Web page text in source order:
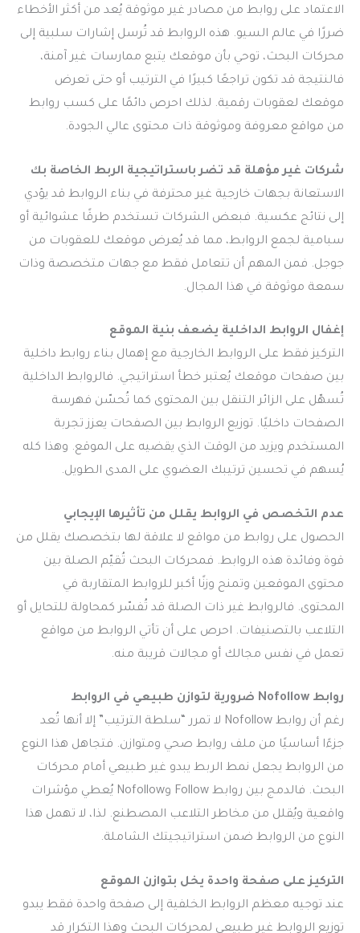
الاعتماد على روابط من مصادر غير موثوقة يُعد من أكثر الأخطاء
ضررًا في عالم السيو. هذه الروابط قد تُرسل إشارات سلبية إلى
محركات البحث، توحي بأن موقعك يتبع ممارسات غير آمنة،
فالنتيجة قد تكون تراجعًا كبيرًا في الترتيب أو حتى تعرض
موقعك لعقوبات رقمية. لذلك احرص دائمًا على كسب روابط
من مواقع معروفة وموثوقة ذات محتوى عالي الجودة.
شركات غير مؤهلة قد تضر باستراتيجية الربط الخاصة بك
الاستعانة بجهات خارجية غير محترفة في بناء الروابط قد يؤدي
إلى نتائج عكسية. فبعض الشركات تستخدم طرقًا عشوائية أو
سبامية لجمع الروابط، مما قد يُعرض موقعك للعقوبات من
جوجل. فمن المهم أن تتعامل فقط مع جهات متخصصة وذات
سمعة موثوقة في هذا المجال.
إغفال الروابط الداخلية يضعف بنية الموقع
التركيز فقط على الروابط الخارجية مع إهمال بناء روابط داخلية
بين صفحات موقعك يُعتبر خطأ استراتيجي. فالروابط الداخلية
تُسهّل على الزائر التنقل بين المحتوى كما تُحسّن فهرسة
الصفحات داخليًا. توزيع الروابط بين الصفحات يعزز تجربة
المستخدم ويزيد من الوقت الذي يقضيه على الموقع. وهذا كله
يُسهم في تحسين ترتيبك العضوي على المدى الطويل.
عدم التخصص في الروابط يقلل من تأثيرها الإيجابي
الحصول على روابط من مواقع لا علاقة لها بتخصصك يقلل من
قوة وفائدة هذه الروابط. فمحركات البحث تُقيّم الصلة بين
محتوى الموقعين وتمنح وزنًا أكبر للروابط المتقاربة في
المحتوى. فالروابط غير ذات الصلة قد تُفسّر كمحاولة للتحايل أو
التلاعب بالتصنيفات. احرص على أن تأتي الروابط من مواقع
تعمل في نفس مجالك أو مجالات قريبة منه.
روابط Nofollow ضرورية لتوازن طبيعي في الروابط
رغم أن روابط Nofollow لا تمرر “سلطة الترتيب” إلا أنها تُعد
جزءًا أساسيًا من ملف روابط صحي ومتوازن. فتجاهل هذا النوع
من الروابط يجعل نمط الربط يبدو غير طبيعي أمام محركات
البحث. فالدمج بين روابط Follow وNofollow يُعطي مؤشرات
واقعية ويُقلل من مخاطر التلاعب المصطنع. لذا، لا تهمل هذا
النوع من الروابط ضمن استراتيجيتك الشاملة.
التركيز على صفحة واحدة يخل بتوازن الموقع
عند توجيه معظم الروابط الخلفية إلى صفحة واحدة فقط يبدو
توزيع الروابط غير طبيعي لمحركات البحث وهذا التكرار قد